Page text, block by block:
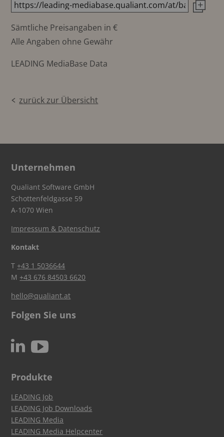
Sämtliche Preisangaben in €
Alle Angaben ohne Gewähr
LEADING MediaBase Data
zurück zur Übersicht
Unternehmen
Qualiant Software GmbH
Schottenfeldgasse 59
A-1070 Wien
Impressum & Datenschutz
Kontakt
T+43 1 5036644
M+43 676 84503 6620
hello@qualiant.at
Folgen Sie uns
N c
Produkte
LEADING Job
LEADING Job Downloads
LEADING Media
LEADING Media Helpcenter